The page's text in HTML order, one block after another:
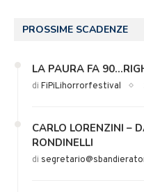
PROSSIME SCADENZE
LA PAURA FA
di FiPiLihorrorfestival
CARLO LORENZINI –
RONDINELLI
di